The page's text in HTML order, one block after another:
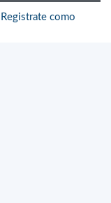
Registrate como